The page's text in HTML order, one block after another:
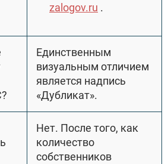
zalogov.ru .
Единственным
визуальным отличием
является надпись
«Дубликат».
Нет. После того, как
количество
собственников